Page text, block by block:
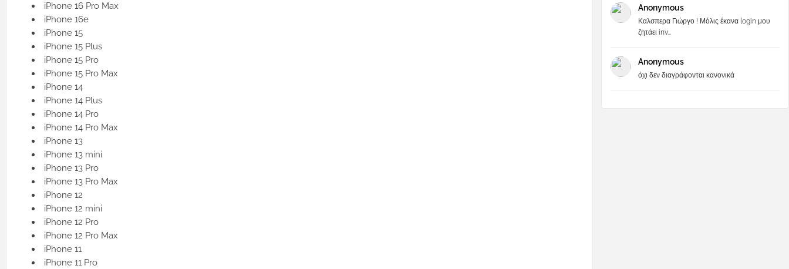
iPhone 16 Pro Max
iPhone 16e
iPhone 15
iPhone 15 Plus
iPhone 15 Pro
iPhone 15 Pro Max
iPhone 14
iPhone 14 Plus
iPhone 14 Pro
iPhone 14 Pro Max
iPhone 13
iPhone 13 mini
iPhone 13 Pro
iPhone 13 Pro Max
iPhone 12
iPhone 12 mini
iPhone 12 Pro
iPhone 12 Pro Max
iPhone 11
iPhone 11 Pro
Anonymous
Καλσπερα Γιώργο ! Μόλις έκανα login μου
ζητάει inv...
Anonymous
όχι δεν διαγράφονται κανονικά